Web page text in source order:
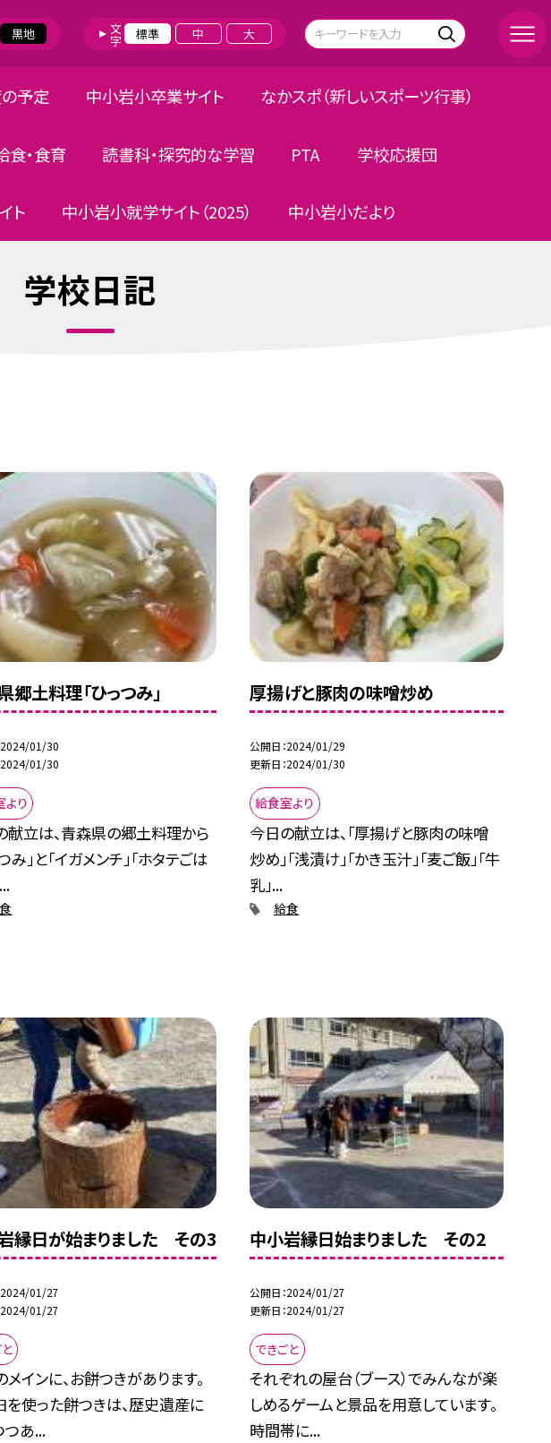
黒地 文字 標準 中 大
予定 中小岩小卒業サイト なかスポ（新しいスポーツ行事）
・食育 読書科・探究的な学習 PTA 学校応援団
ト 中小岩小就学サイト（2025） 中小岩小だより
学校日記
郷土料理「ひっつみ」
2024/01/30
2024/01/30
り
献立は、青森県の郷土料理から
み」と「イガメンチ」「ホタテごは
厚揚げと豚肉の味噌炒め
公開日 2024/01/29
更新日 2024/01/30
給食室より
今日の献立は、「厚揚げと豚肉の味噌
炒め」「浅漬け」「かき玉汁」「麦ご飯」「牛
乳」...
給食
縁日が始まりました その3
2024/01/27
2024/01/27
インに、お餅つきがあります。
を使った餅つきは、歴史遺産に
つあ...
中小岩縁日始まりました その2
公開日 2024/01/27
更新日 2024/01/27
できごと
それぞれの屋台（ブース）でみんなが楽
しめるゲームと景品を用意しています。
時間帯に...